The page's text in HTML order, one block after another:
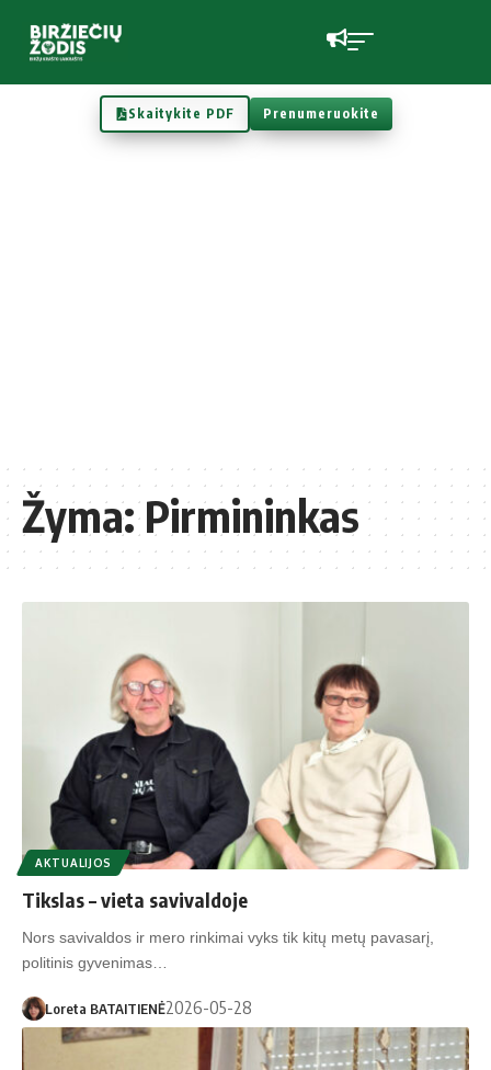
Skaitykite PDF Prenumeruokite
Žyma:Pirmininkas
AKTUALIJOS
Tikslas – vieta savivaldoje
Nors savivaldos ir mero rinkimai vyks tik kitų metų pavasarį,
politinis gyvenimas…
Loreta BATAITIENĖ2026-05-28